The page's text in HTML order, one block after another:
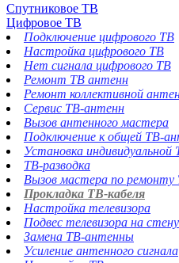
Спутниковое ТВ
Цифровое ТВ
Подключение цифрового ТВ
Настройка цифрового ТВ
Нет сигнала цифрового ТВ
Ремонт ТВ антенн
Ремонт коллективной
Сервис ТВ-антенн
Вызов антенного мастера
Подключение к общей ТВ-
Установка
ТВ-разводка
Вызов мастера по
Прокладка ТВ-кабеля
Настройка телевизора
Подвес телевизора на стену
Замена ТВ-антенны
Усиление антенного сигнала